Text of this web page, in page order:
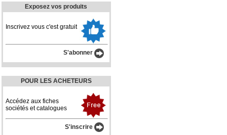
Exposez vos produits
Inscrivez vous c'est gratuit
S'abonner
POUR LES ACHETEURS
Accédez aux fiches
sociétés et catalogues
S'inscrire